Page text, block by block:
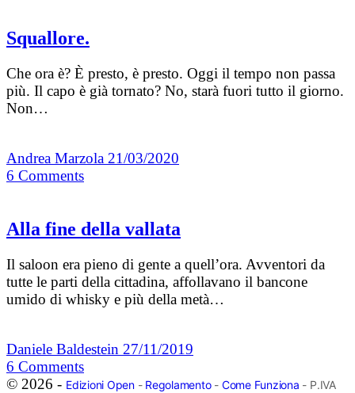
Squallore.
Che ora è? È presto, è presto. Oggi il tempo non passa
più. Il capo è già tornato? No, starà fuori tutto il giorno.
Non…
Andrea Marzola 21/03/2020
6 Comments
Alla fine della vallata
Il saloon era pieno di gente a quell’ora. Avventori da
tutte le parti della cittadina, affollavano il bancone
umido di whisky e più della metà…
Daniele Baldestein 27/11/2019
6 Comments
© 2026 - Edizioni Open- Regolamento- Come Funziona - P.IVA